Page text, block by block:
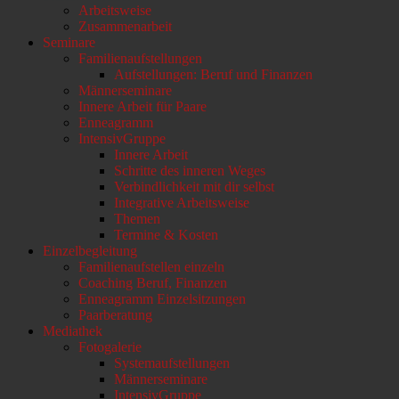
Arbeitsweise
Zusammenarbeit
Seminare
Familienaufstellungen
Aufstellungen: Beruf und Finanzen
Männerseminare
Innere Arbeit für Paare
Enneagramm
IntensivGruppe
Innere Arbeit
Schritte des inneren Weges
Verbindlichkeit mit dir selbst
Integrative Arbeitsweise
Themen
Termine & Kosten
Einzelbegleitung
Familienaufstellen einzeln
Coaching Beruf, Finanzen
Enneagramm Einzelsitzungen
Paarberatung
Mediathek
Fotogalerie
Systemaufstellungen
Männerseminare
IntensivGruppe